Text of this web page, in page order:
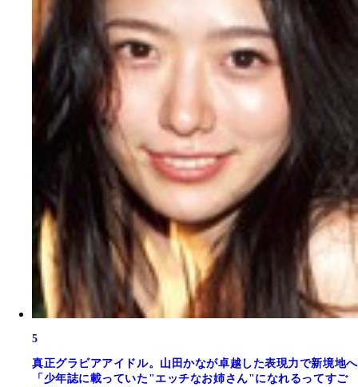
5
真正グラビアアイドル。山田かなが卓越した表現力で新境地へ
「少年誌に載っていた"エッチなお姉さん"になれるってすご